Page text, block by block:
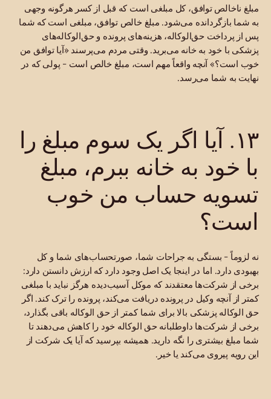
مبلغ ناخالص توافق، کل مبلغی است که قبل از کسر هرگونه وجهی
به شما بازگردانده می‌شود. مبلغ خالص توافق، مبلغی است که شما
پس از پرداخت حق‌الوکاله، هزینه‌های پرونده و حق‌الوکاله‌های
پزشکی با خود به خانه می‌برید. وقتی مردم می‌پرسند «آیا توافق من
خوب است؟» آنچه واقعاً مهم است، مبلغ خالص است - پولی که در
نهایت به شما می‌رسد.
۱۳. آیا اگر یک سوم مبلغ را
با خود به خانه ببرم، مبلغ
تسویه حساب من خوب
است؟
نه لزوماً - بستگی به جراحات شما، صورتحساب‌های شما و کل
بهبودی دارد. اما در اینجا یک اصل وجود دارد که ارزش دانستن دارد:
برخی از شرکت‌ها معتقدند که موکل آسیب‌دیده هرگز نباید با مبلغی
کمتر از آنچه وکیل در پرونده دریافت می‌کند، پرونده را ترک کند. اگر
حق الوکاله پزشکی بالا برای شما کمتر از حق الوکاله باقی بگذارد،
برخی از شرکت‌ها داوطلبانه حق الوکاله خود را کاهش می‌دهند تا
شما مبلغ بیشتری را نگه دارید. همیشه بپرسید که آیا یک شرکت از
این رویه پیروی می‌کند یا خیر.